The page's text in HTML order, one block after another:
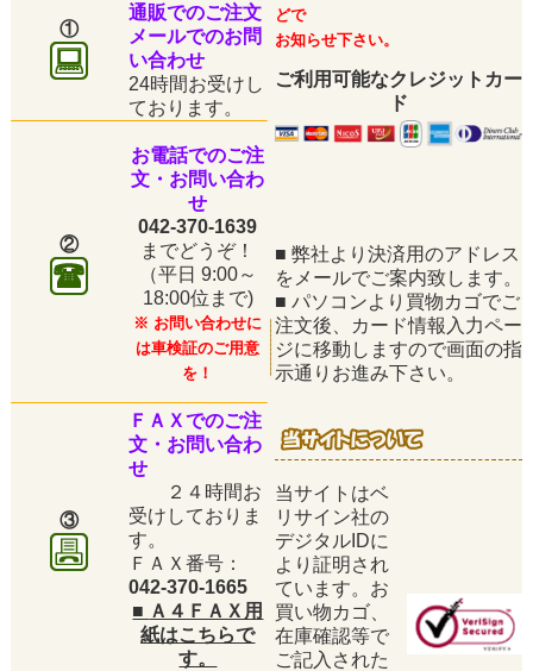
①
通販でのご注文
メールでのお問
い合わせ
24時間お受けし
ております。
どで
お知らせ下さい。
ご利用可能なクレジットカー
ド
②
お電話でのご注
文・お問い合わ
せ
042-370-1639
までどうぞ！
（平日 9:00～
18:00位まで)
※ お問い合わせに
は車検証のご用意
を！
■ 弊社より決済用のアドレス
をメールでご案内致します。
■ パソコンより買物カゴでご
注文後、カード情報入力ペー
ジに移動しますので画面の指
示通りお進み下さい。
③
ＦＡＸでのご注
文・お問い合わ
せ
２４時間お
受けしておりま
す。
ＦＡＸ番号：
042-370-1665
当サイトはベ
リサイン社の
デジタルIDに
より証明され
ています。お
買い物カゴ、
在庫確認等で
ご記入された
■ Ａ４ＦＡＸ用
紙はこちらで
す。